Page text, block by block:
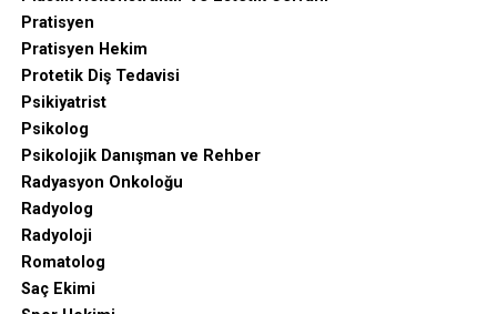
Pratisyen
Pratisyen Hekim
Protetik Diş Tedavisi
Psikiyatrist
Psikolog
Psikolojik Danışman ve Rehber
Radyasyon Onkoloğu
Radyolog
Radyoloji
Romatolog
Saç Ekimi